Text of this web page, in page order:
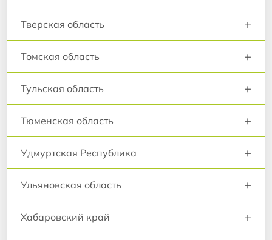
Тверская область +
Томская область +
Тульская область +
Тюменская область +
Удмуртская Республика +
Ульяновская область +
Хабаровский край +